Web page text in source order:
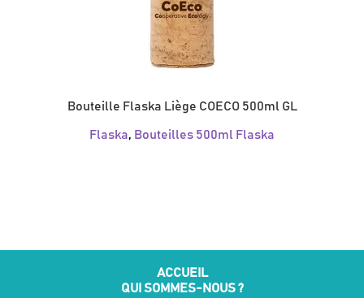
Bouteille Flaska Liège COECO 500ml GL
Flaska, Bouteilles 500ml Flaska
ACCUEIL
QUI SOMMES-NOUS ?